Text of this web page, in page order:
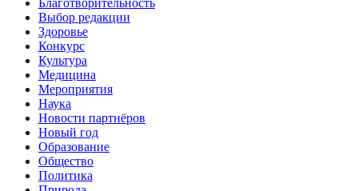
Выбор редакции
Здоровье
Конкурс
Культура
Медицина
Мероприятия
Наука
Новости партнёров
Новый год
Образование
Общество
Политика